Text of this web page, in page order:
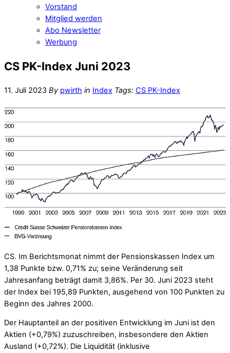
Vorstand
Mitglied werden
Abo Newsletter
Werbung
CS PK-Index Juni 2023
11. Juli 2023 By pwirth in Index Tags: CS PK-Index
CS. Im Berichtsmonat nimmt der Pensionskassen Index um
1,38 Punkte bzw. 0,71% zu; seine Veränderung seit
Jahresanfang beträgt damit 3,86%. Per 30. Juni 2023 steht
der Index bei 195,89 Punkten, ausgehend von 100 Punkten zu
Beginn des Jahres 2000.
Der Hauptanteil an der positiven Entwicklung im Juni ist den
Aktien (+0,79%) zuzuschreiben, insbesondere den Aktien
Ausland (+0,72%). Die Liquidität (inklusive